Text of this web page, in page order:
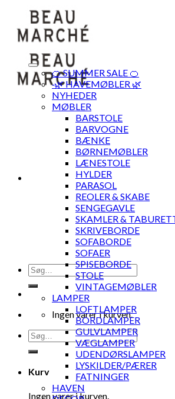
content
Søg
efter:
Ingen varer i kurven.
Søg
efter:
Kurv
Ingen varer i kurven.
🍊 SUMMER SALE 🍊
·🌿 HAVEMØBLER 🌿
NYHEDER
MØBLER
BARSTOLE
BARVOGNE
BÆNKE
BØRNEMØBLER
LÆNESTOLE
HYLDER
PARASOL
REOLER & SKABE
SENGEGAVLE
SKAMLER &
SKRIVEBORDE
SOFABORDE
SOFAER
SPISEBORDE
STOLE
VINTAGEMØBLER
LAMPER
LOFTLAMPER
BORDLAMPER
GULVLAMPER
VÆGLAMPER
UDENDØRSLAMPER
LYSKILDER/PÆRER
FATNINGER
HAVEN